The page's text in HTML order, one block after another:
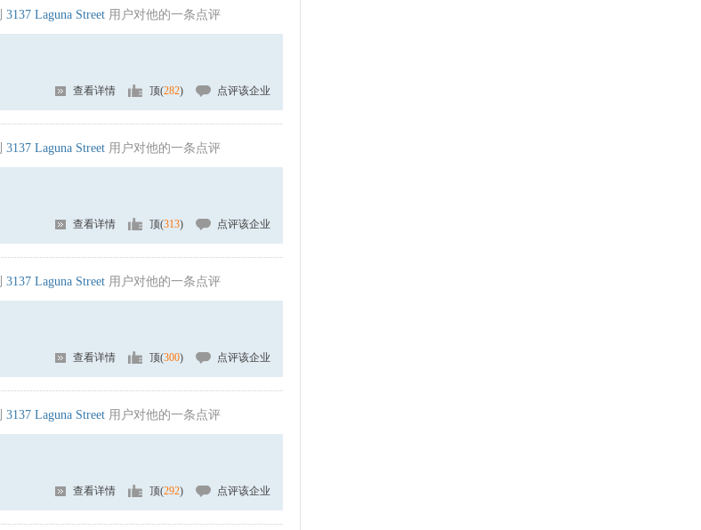
3137 Laguna Street 用户对他的一条点评
查看详情 顶(282) 点评该企业
3137 Laguna Street 用户对他的一条点评
查看详情 顶(313) 点评该企业
3137 Laguna Street 用户对他的一条点评
查看详情 顶(300) 点评该企业
3137 Laguna Street 用户对他的一条点评
查看详情 顶(292) 点评该企业